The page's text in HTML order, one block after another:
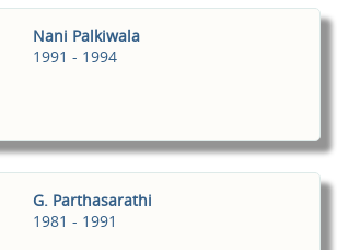
Nani Palkiwala
1991 - 1994
G. Parthasarathi
1981 - 1991